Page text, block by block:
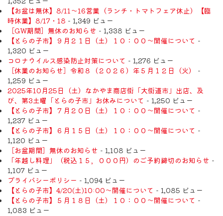
【お盆は無休】8/11〜16営業（ランチ・トマトフェア休止）【臨
時休業】8/17・18 - 1,349 ビュー
［GW期間］無休のお知らせ - 1,338 ビュー
【とらの子市】９月２１日（土）１０：００～開催について -
1,320 ビュー
コロナウイルス感染防止対策について - 1,276 ビュー
［休業のお知らせ］令和８（２０２６）年５月１２日（火）
-
1,259 ビュー
2025年10月25日（土）なかやま商店街「大街道市」出店、及
び、第3土曜「とらの子市」お休みについて - 1,250 ビュー
【とらの子市】７月２０日（土）１０：００～開催について -
1,237 ビュー
【とらの子市】６月１５日（土）１０：００～開催について -
1,120 ビュー
［お盆期間］無休のお知らせ - 1,108 ビュー
「年越し料理」（税込１５，０００円）のご予約締切のお知らせ -
1,107 ビュー
プライバシーポリシー - 1,094 ビュー
【とらの子市】4/20(土)10:00～開催について - 1,085 ビュー
【とらの子市】５月１８日（土）１０：００～開催について -
1,083 ビュー